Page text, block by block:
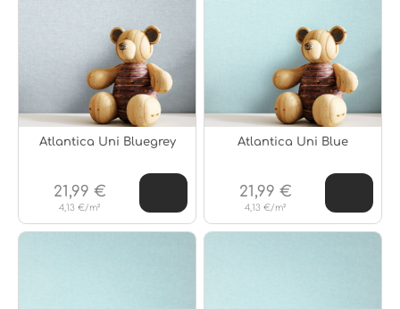
Atlantica Uni Bluegrey
4,13 €/m²
21,99 €
Atlantica Uni Blue
4,13 €/m²
21,99 €